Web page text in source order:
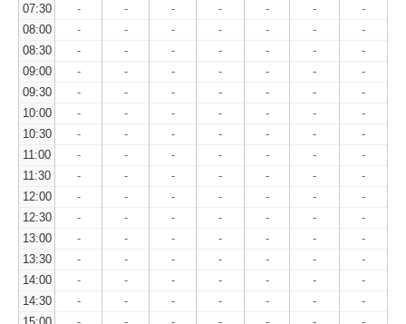
07:30
- - - - - -
-
08:00
- - - - - -
-
08:30
- - - - - -
-
09:00
- - - - - -
-
09:30
- - - - - -
-
10:00
- - - - - -
-
10:30
- - - - - -
-
11:00
- - - - - -
-
11:30
- - - - - -
-
12:00
- - - - - -
-
12:30
- - - - - -
-
13:00
- - - - - -
-
13:30
- - - - - -
-
14:00
- - - - - -
-
14:30
- - - - - -
-